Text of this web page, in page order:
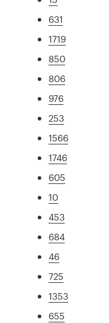
631
1719
850
806
976
253
1566
1746
605
10
453
684
46
725
1353
655